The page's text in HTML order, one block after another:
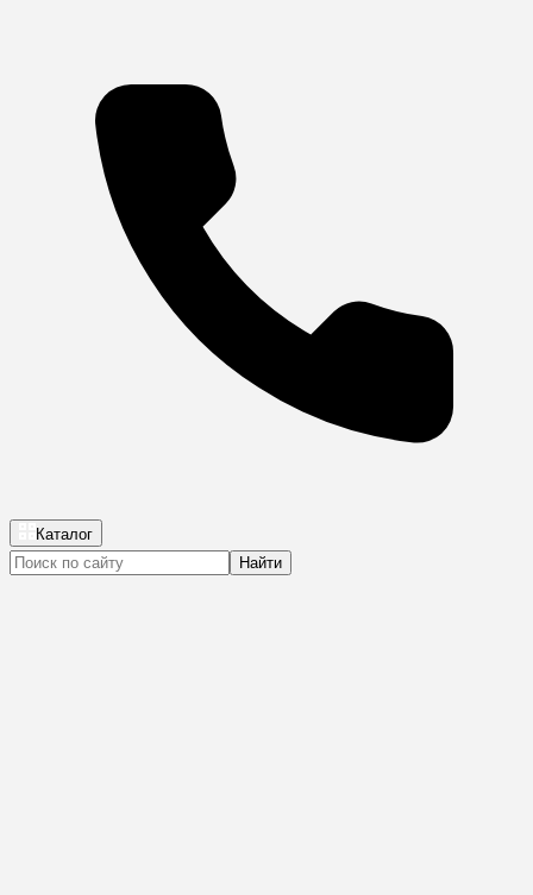
Каталог
Найти